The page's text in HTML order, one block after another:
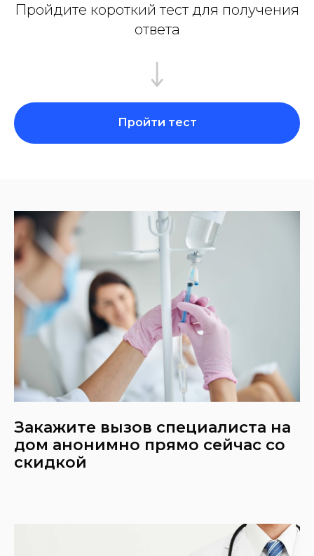
Пройдите короткий тест для получения
ответа
Пройти тест
Закажите вызов специалиста на
дом ано нимно прямо сейчас со
скидкой